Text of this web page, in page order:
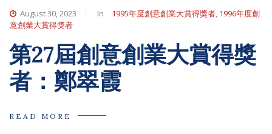
August 30, 2023 In 1995年度創意創業大賞得獎者, 1996年度創
意創業大賞得獎者
第27屆創意創業大賞得獎
者：鄭翠霞
READ MORE